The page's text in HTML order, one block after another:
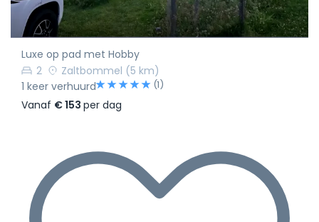
Luxe op pad met Hobby
2
Zaltbommel (5 km)
1 keer verhuurd
(1)
Vanaf € 153 per dag